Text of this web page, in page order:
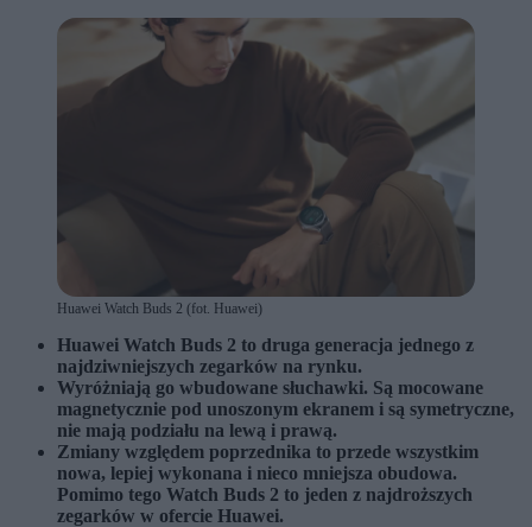
Huawei Watch Buds 2 (fot. Huawei)
Huawei Watch Buds 2 to druga generacja jednego z
najdziwniejszych zegarków na rynku.
Wyróżniają go wbudowane słuchawki. Są mocowane
magnetycznie pod unoszonym ekranem i są symetryczne,
nie mają podziału na lewą i prawą.
Zmiany względem poprzednika to przede wszystkim
nowa, lepiej wykonana i nieco mniejsza obudowa.
Pomimo tego Watch Buds 2 to jeden z najdroższych
zegarków w ofercie Huawei.